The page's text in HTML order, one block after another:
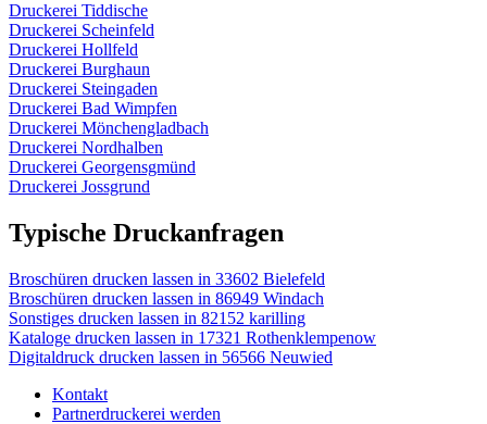
Druckerei Tiddische
Druckerei Scheinfeld
Druckerei Hollfeld
Druckerei Burghaun
Druckerei Steingaden
Druckerei Bad Wimpfen
Druckerei Mönchengladbach
Druckerei Nordhalben
Druckerei Georgensgmünd
Druckerei Jossgrund
Typische Druckanfragen
Broschüren drucken lassen in 33602 Bielefeld
Broschüren drucken lassen in 86949 Windach
Sonstiges drucken lassen in 82152 karilling
Kataloge drucken lassen in 17321 Rothenklempenow
Digitaldruck drucken lassen in 56566 Neuwied
Kontakt
Partnerdruckerei werden